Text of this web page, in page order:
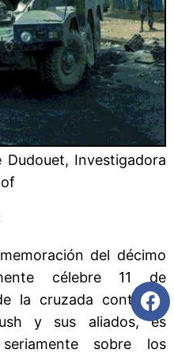
Dudouet, Investigadora
del décimo
célebre 11 de
la cruzada contra el
y sus aliados, es
sobre los